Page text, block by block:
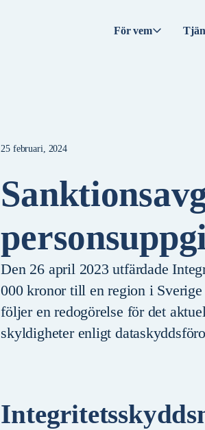
För vem
25 februari, 2024
Den 26 april 2023 utfärdade
000 kronor till en region i
följer en redogörelse för det
skyldigheter enligt